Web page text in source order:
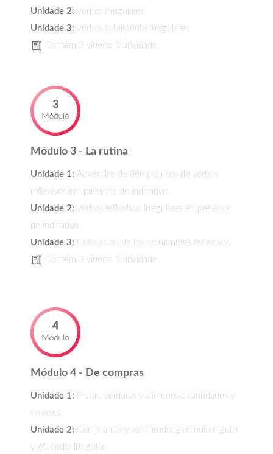
Unidade 2: Verbos irregulares
Unidade 3: Verbos totalmente irregulares
Contém 3 vídeos, 1 atividade
Módulo 3 - La rutina
Unidade 1: Adverbios de tiempo: usos de verbos
reflexivos em presente do indicativo
Unidade 2: Verbos reflexivos irregulares en presente
de indicativo
Unidade 3: Colocación de los pronombres reflexivos
Contém 3 vídeos, 1 atividade
Módulo 4 - De compras
Unidade 1: Frutas, verduras y alimentos; cantidades y
envases
Unidade 2: Comprando y vendiendo; gerúndio regular
y gerúndio irregular